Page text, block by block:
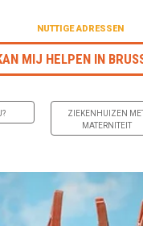
NUTTIGE ADRESSEN
MIJ HELPEN IN
ZIEKENHUIZEN
MATERNITEIT